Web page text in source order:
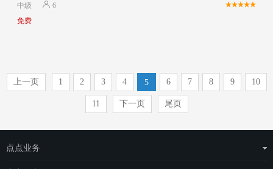
中级
6
免费
上一页 1 2 3 4 5 6 7 8 9 10
11 下一页 尾页
点点业务